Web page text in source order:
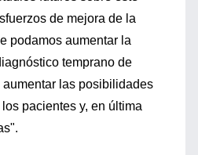
de mejora de la
podamos aumentar la
temprano de
las posibilidades
pacientes y, en última